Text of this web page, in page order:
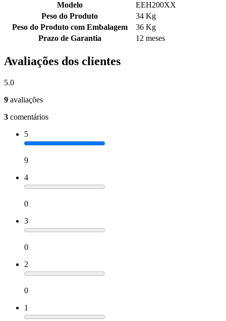
Modelo
EEH200XX
Peso do Produto
34 Kg
Peso do Produto com Embalagem
36 Kg
Prazo de Garantia
12 meses
Avaliações dos clientes
5.0
9 avaliações
3 comentários
5
9
4
0
3
0
2
0
1